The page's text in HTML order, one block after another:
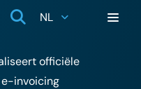
NL
officiële
invoicing